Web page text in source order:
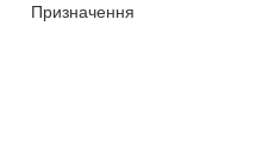
Призначення